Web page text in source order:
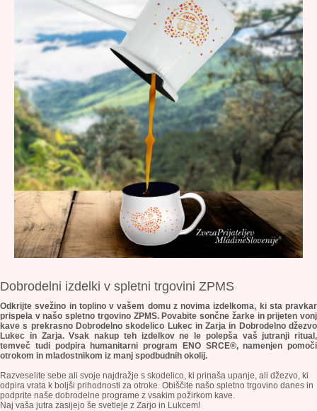
Dobrodelni izdelki v spletni trgovini ZPMS
Odkrijte svežino in toplino v vašem domu z novima izdelkoma, ki sta pravkar
prispela v našo spletno trgovino ZPMS. Povabite sončne žarke in prijeten vonj
kave s prekrasno Dobrodelno skodelico Lukec in Zarja in Dobrodelno džezvo
Lukec in Zarja. Vsak nakup teh izdelkov ne le polepša vaš jutranji ritual,
temveč tudi podpira humanitarni program ENO SRCE®, namenjen pomoči
otrokom in mladostnikom iz manj spodbudnih okolij.
Razveselite sebe ali svoje najdražje s skodelico, ki prinaša upanje, ali džezvo, ki
odpira vrata k boljši prihodnosti za otroke. Obiščite našo spletno trgovino danes in
podprite naše dobrodelne programe z vsakim požirkom kave.
Naj vaša jutra zasijejo še svetleje z Zarjo in Lukcem!